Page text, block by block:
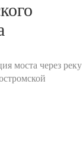
моста через реку